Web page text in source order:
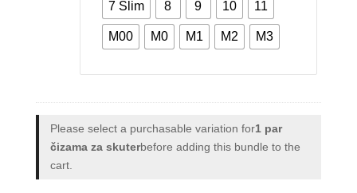
7 Slim 8 9 10 11
M00 M0 M1 M2 M3
Please select a purchasable variation for1 par
čizama za skuterbefore adding this bundle to the
cart.